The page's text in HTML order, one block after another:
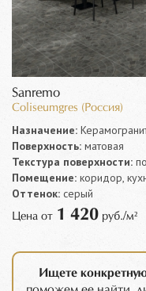
Sanremo
Coliseumgres (Россия)
Назначение:
Поверхность: матовая
Текстура поверхности:
Помещение: коридор,
Оттенок: серый
Цена от 1 420 руб./м²
Ищете